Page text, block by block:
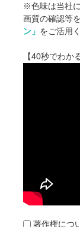
※色味は当社
画質の確認等
ン」 をご活用
【40秒でわか
著作権につ